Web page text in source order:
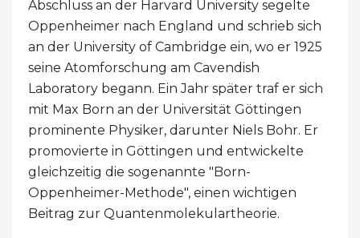
Abschluss an der Harvard University segelte
Oppenheimer nach England und schrieb sich
an der University of Cambridge ein, wo er 1925
seine Atomforschung am Cavendish
Laboratory begann. Ein Jahr später traf er sich
mit Max Born an der Universität Göttingen
prominente Physiker, darunter Niels Bohr. Er
promovierte in Göttingen und entwickelte
gleichzeitig die sogenannte "Born-
Oppenheimer-Methode", einen wichtigen
Beitrag zur Quantenmolekulartheorie.